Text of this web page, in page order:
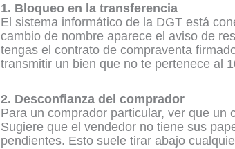
1. Bloqueo en la transferencia
El sistema informático de la DGT está
cambio de nombre aparece el aviso de
tengas el contrato de compraventa
transmitir un bien que no te pertenece al
2. Desconfianza del comprador
Para un comprador particular, ver que
Sugiere que el vendedor no tiene sus
pendientes. Esto suele tirar abajo